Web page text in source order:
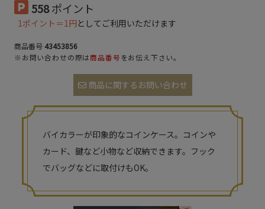
558ポイント
1ポイント＝1円としてご利用いただけます
商品番号 43453856
※お問い合わせの際は商品番号をお伝え下さい。
商品に関するお問い合わせ
バイカラーが印象的なコインケース。コインや
カード、鍵など小物など収納できます。フック
でバッグなどに取付けもOK。